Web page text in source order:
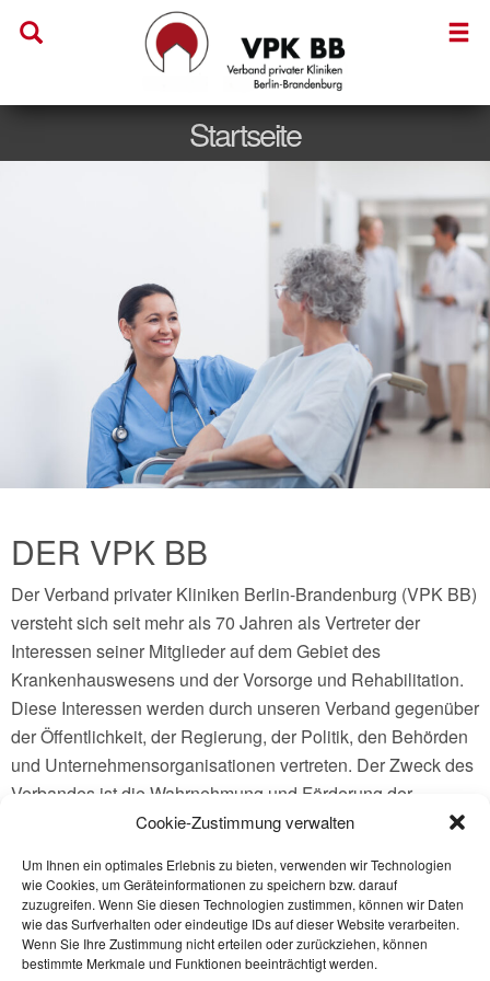
Cookie-Zustimmung verwalten
Um Ihnen ein optimales Erlebnis zu bieten, verwenden wir Technologien
wie Cookies, um Geräteinformationen zu speichern bzw. darauf
zuzugreifen. Wenn Sie diesen Technologien zustimmen, können wir Daten
wie das Surfverhalten oder eindeutige IDs auf dieser Website verarbeiten.
Wenn Sie Ihre Zustimmung nicht erteilen oder zurückziehen, können
bestimmte Merkmale und Funktionen beeinträchtigt werden.
Startseite
DER VPK BB
Der Verband privater Kliniken Berlin-Brandenburg (VPK BB)
versteht sich seit mehr als 70 Jahren als Vertreter der
Interessen seiner Mitglieder auf dem Gebiet des
Krankenhauswesens und der Vorsorge und Rehabilitation.
Diese Interessen werden durch unseren Verband gegenüber
der Öffentlichkeit, der Regierung, der Politik, den Behörden
und Unternehmensorganisationen vertreten. Der Zweck des
Verbandes ist die Wahrnehmung und Förderung der
Interessen der Mitglieder auf allen Gebieten des
Verband hat insbesondere die Aufgabe:
den Informations- und Erfahrungsaustausch unter den
Mitgliedern zu fördern
die Mitglieder zu beraten und zu unterstützen